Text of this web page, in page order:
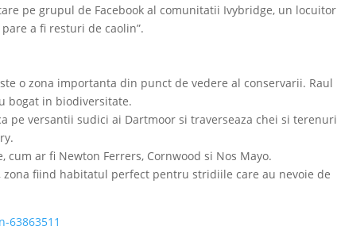
pe grupul de Facebook al comunitatii Ivybridge, un locuitor
a fi resturi de caolin”.
o zona importanta din punct de vedere al conservarii. Raul
bogat in biodiversitate.
pe versantii sudici ai Dartmoor si traverseaza chei si terenuri
ar fi Newton Ferrers, Cornwood si Nos Mayo.
fiind habitatul perfect pentru stridiile care au nevoie de
63863511